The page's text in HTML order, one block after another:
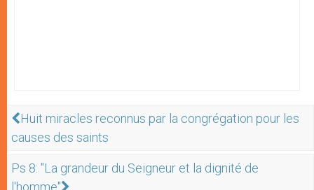
Huit miracles reconnus par la congrégation pour les
causes des saints
Ps 8: "La grandeur du Seigneur et la dignité de
l'homme"